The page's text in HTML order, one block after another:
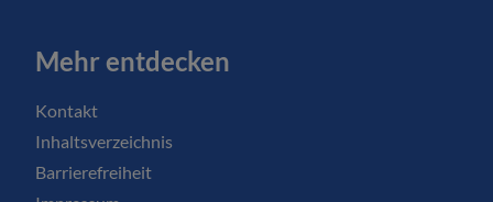
Mehr entdecken
Kontakt
Inhaltsverzeichnis
Barrierefreiheit